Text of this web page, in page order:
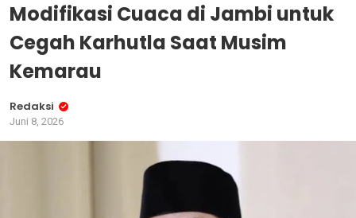
Modifikasi Cuaca di Jambi untuk
Cegah Karhutla Saat Musim
Kemarau
Redaksi
Juni 8, 2026